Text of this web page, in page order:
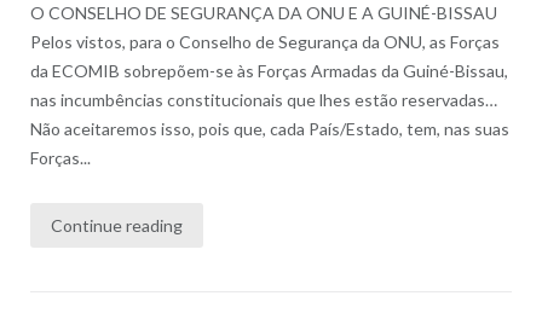
O CONSELHO DE SEGURANÇA DA ONU E A GUINÉ-BISSAU
Pelos vistos, para o Conselho de Segurança da ONU, as Forças
da ECOMIB sobrepõem-se às Forças Armadas da Guiné-Bissau,
nas incumbências constitucionais que lhes estão reservadas…
Não aceitaremos isso, pois que, cada País/Estado, tem, nas suas
Forças...
Continue reading